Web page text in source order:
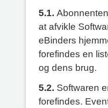
5.1.
at afvikle
eBinders
forefindes en
og dens brug.
5.2. Softwaren
forefindes.